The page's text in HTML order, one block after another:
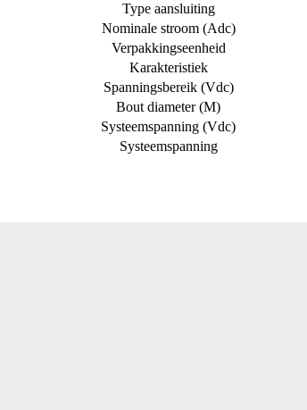
Type aansluiting
Nominale stroom (Adc)
Verpakkingseenheid
Karakteristiek
Spanningsbereik (Vdc)
Bout diameter (M)
Systeemspanning (Vdc)
Systeemspanning